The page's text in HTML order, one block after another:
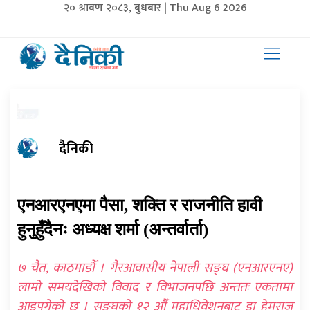
२० श्रावण २०८३, बुधबार | Thu Aug 6 2026
दैनिकी
एनआरएनएमा पैसा, शक्ति र राजनीति हावी
हुनुहुँदैनः अध्यक्ष शर्मा (अन्तर्वार्ता)
७ चैत, काठमाडौँ । गैरआवासीय नेपाली सङ्घ (एनआरएनए)
लामो समयदेखिको विवाद र विभाजनपछि अन्ततः एकतामा